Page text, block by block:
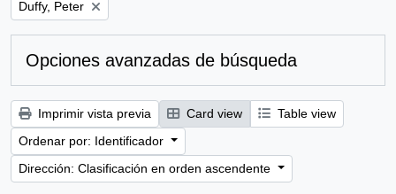
Remove filter:
Duffy, Peter
Opciones avanzadas de búsqueda
Imprimir vista previa Card view
Table view
Ordenar por: Identificador
Dirección: Clasificación en orden ascendente